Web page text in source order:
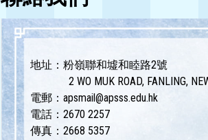
地址：粉嶺聯和墟和睦路2號
2 WO MUK ROAD, FANLING, NEW
電郵：apsmail@apsss.edu.hk
電話：2670 2257
傳真：2668 5357